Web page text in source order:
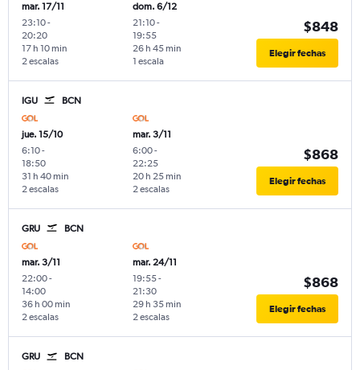
mar. 17/11
23:10-
20:20
2 escalas
17 h 10 min
dom. 6/12
21:10-
19:55
1 escala
26 h 45 min
$848
Elegir fechas
IGU BCN
jue. 15/10
6:10-
18:50
2 escalas
31 h 40 min
mar. 3/11
6:00-
22:25
2 escalas
20 h 25 min
$868
Elegir fechas
GRU BCN
mar. 3/11
22:00-
14:00
2 escalas
36 h 00 min
mar. 24/11
19:55-
21:30
2 escalas
29 h 35 min
$868
Elegir fechas
GRU BCN